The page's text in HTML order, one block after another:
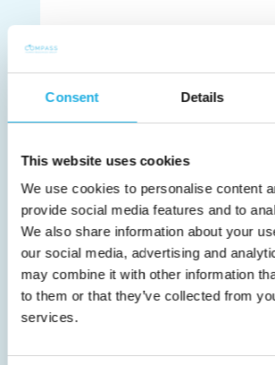
Consent Details
This website uses cookies
We use cookies to personalise content
provide social media features and to
We also share information about your
our social media, advertising and
may combine it with other information
to them or that they’ve collected from
services.
HVORDAN SIKRER DU EN
SUCCESFULD
I denne artikel udforsker vi
rekrutteringsprocessen fra
forklarer, hvordan de hver især